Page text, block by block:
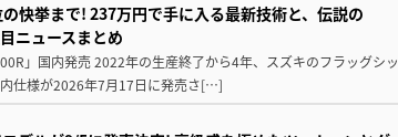
快挙まで! 237万円で手に入る最新技術と、伝説の
ニュースまとめ
」国内発売 2022年の生産終了から4年、スズキのフラッグシッ
仕様が2026年7月17日に発売さ[…]